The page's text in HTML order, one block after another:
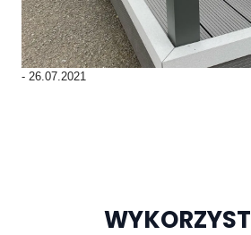
- 26.07.2021